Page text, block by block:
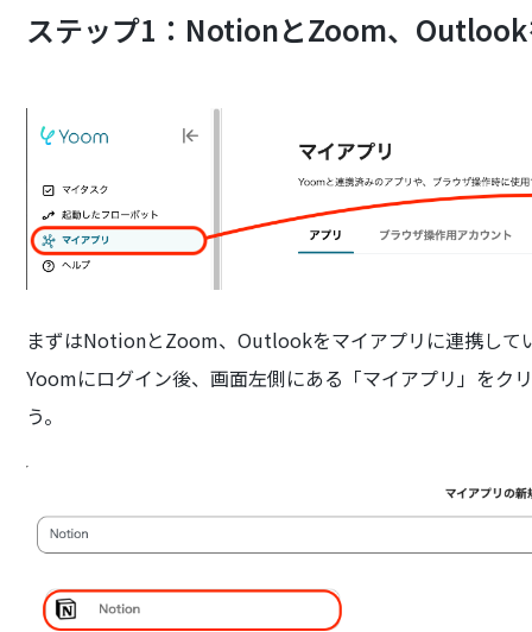
ステップ1：NotionとZoom、Outlook
まずはNotionとZoom、Outlookをマイアプリに連携して
Yoomにログイン後、画面左側にある「マイアプリ」をク
う。